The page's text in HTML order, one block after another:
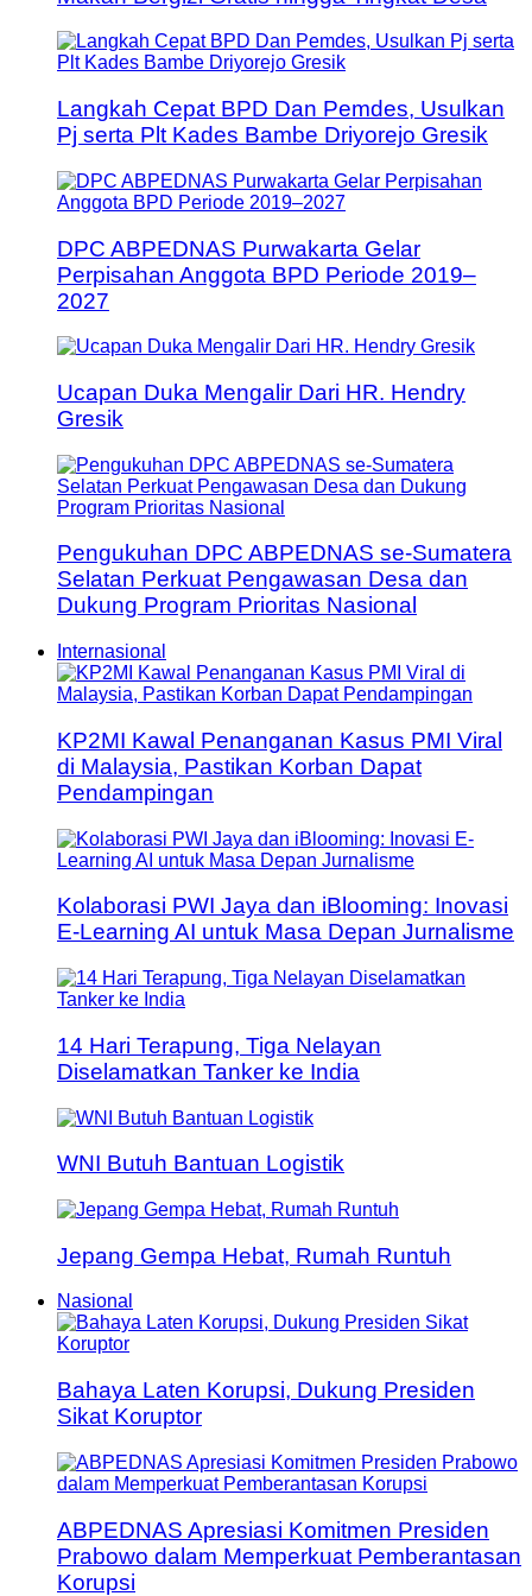
Langkah Cepat BPD Dan Pemdes, Usulkan
Pj serta Plt Kades Bambe Driyorejo Gresik
DPC ABPEDNAS Purwakarta Gelar
Perpisahan Anggota BPD Periode 2019–
2027
Ucapan Duka Mengalir Dari HR. Hendry
Gresik
Pengukuhan DPC ABPEDNAS se-Sumatera
Selatan Perkuat Pengawasan Desa dan
Dukung Program Prioritas Nasional
Internasional
KP2MI Kawal Penanganan Kasus PMI Viral
di Malaysia, Pastikan Korban Dapat
Pendampingan
Kolaborasi PWI Jaya dan iBlooming: Inovasi
E-Learning AI untuk Masa Depan Jurnalisme
14 Hari Terapung, Tiga Nelayan
Diselamatkan Tanker ke India
WNI Butuh Bantuan Logistik
Jepang Gempa Hebat, Rumah Runtuh
Nasional
Bahaya Laten Korupsi, Dukung Presiden
Sikat Koruptor
ABPEDNAS Apresiasi Komitmen Presiden
Prabowo dalam Memperkuat Pemberantasan
Korupsi